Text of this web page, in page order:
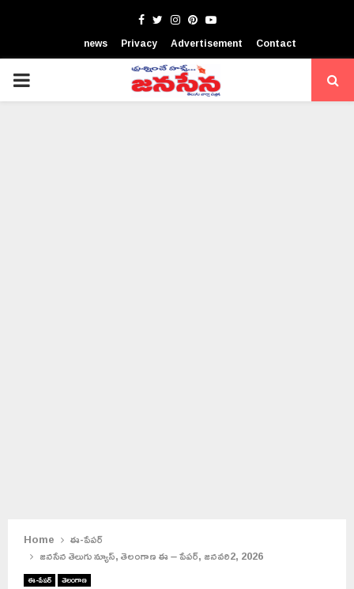
Facebook
TwitterInstagram
Pinterest
Youtube
news Privacy Advertisement Contact
PRIMARY
Home
ఈ-పేపర్
జనసేన తెలుగు న్యూస్, తెలంగాణ ఈ – పేపర్, జనవరి2, 2026
ఈ-పేపర్ తెలంగాణ